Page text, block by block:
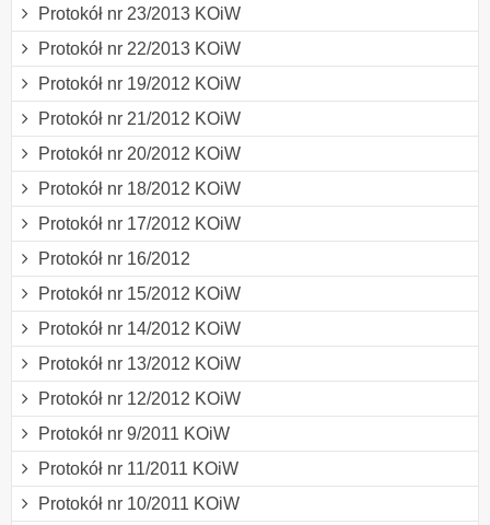
Protokół nr 23/2013 KOiW
Protokół nr 22/2013 KOiW
Protokół nr 19/2012 KOiW
Protokół nr 21/2012 KOiW
Protokół nr 20/2012 KOiW
Protokół nr 18/2012 KOiW
Protokół nr 17/2012 KOiW
Protokół nr 16/2012
Protokół nr 15/2012 KOiW
Protokół nr 14/2012 KOiW
Protokół nr 13/2012 KOiW
Protokół nr 12/2012 KOiW
Protokół nr 9/2011 KOiW
Protokół nr 11/2011 KOiW
Protokół nr 10/2011 KOiW